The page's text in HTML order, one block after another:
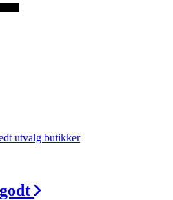
utvalg butikker